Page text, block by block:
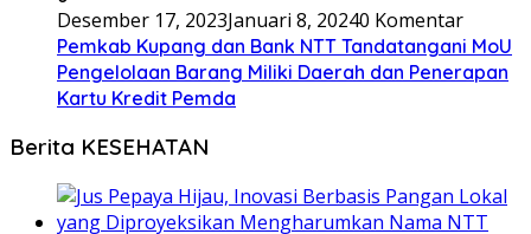
Desember 17, 2023Januari 8, 20240 Komentar
Pemkab Kupang dan Bank NTT Tandatangani MoU
Pengelolaan Barang Miliki Daerah dan Penerapan
Kartu Kredit Pemda
Berita KESEHATAN